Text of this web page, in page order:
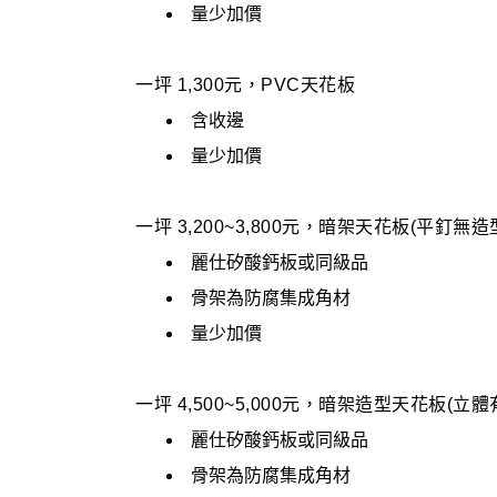
量少加價
一坪 1,300元，PVC天花板
含收邊
量少加價
一坪 3,200~3,800元，暗架天花板(平釘無造
麗仕矽酸鈣板或同級品
骨架為防腐集成角材
量少加價
一坪 4,500~5,000元，暗架造型天花板(立體
麗仕矽酸鈣板或同級品
骨架為防腐集成角材